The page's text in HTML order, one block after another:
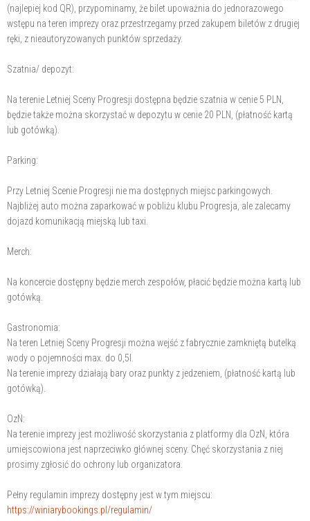
(najlepiej kod QR), przypominamy, że bilet upoważnia do jednorazowego
wstępu na teren imprezy oraz przestrzegamy przed zakupem biletów z drugiej
ręki, z nieautoryzowanych punktów sprzedaży.
Szatnia/ depozyt:
Na terenie Letniej Sceny Progresji dostępna będzie szatnia w cenie 5 PLN,
będzie także można skorzystać w depozytu w cenie 20 PLN, (płatność kartą
lub gotówką).
Parking:
Przy Letniej Scenie Progresji nie ma dostępnych miejsc parkingowych.
Najbliżej auto można zaparkować w pobliżu klubu Progresja, ale zalecamy
dojazd komunikacją miejską lub taxi.
Merch:
Na koncercie dostępny będzie merch zespołów, płacić będzie można kartą lub
gotówką.
Gastronomia:
Na teren Letniej Sceny Progresji można wejść z fabrycznie zamkniętą butelką
wody o pojemności max. do 0,5l.
Na terenie imprezy działają bary oraz punkty z jedzeniem, (płatność kartą lub
gotówką).
OzN:
Na terenie imprezy jest możliwość skorzystania z platformy dla OzN, która
umiejscowiona jest naprzeciwko głównej sceny. Chęć skorzystania z niej
prosimy zgłosić do ochrony lub organizatora.
Pełny regulamin imprezy dostępny jest w tym miejscu:
https://winiarybookings.pl/regulamin/